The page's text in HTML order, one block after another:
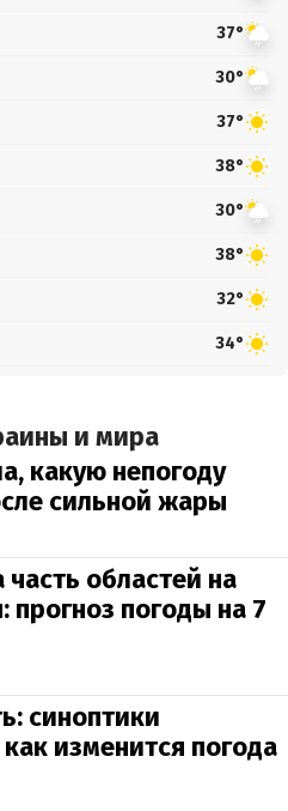
37°
30°
37°
38°
30°
38°
32°
34°
и мира
какую непогоду
сильной жары
областей на
погоды на 7
синоптики
изменится погода